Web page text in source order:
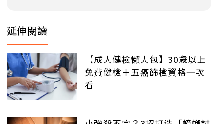
延伸閱讀
【成人健檢懶人包】30歲以上
免費健檢＋五癌篩檢資格一次
看